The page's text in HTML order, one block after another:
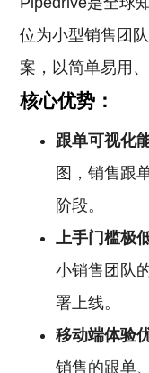
位为小型销售团
案，以简单易用
核心优势：
跟单可视化
图，销售跟
阶段。
上手门槛极
小销售团队
署上线。
移动端体验
销售的跟单